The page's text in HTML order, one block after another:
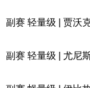
副赛 轻量级 | 贾沃
副赛 轻量级 | 尤尼